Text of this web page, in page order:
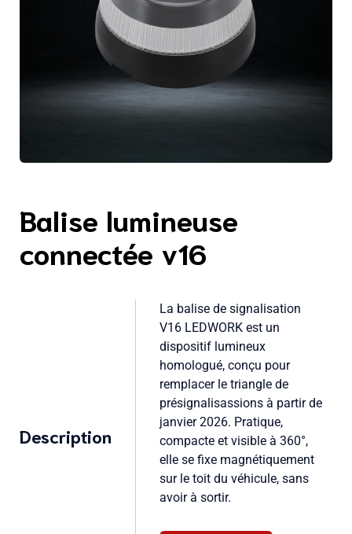
Balise lumineuse
connectée v16
Description
La balise de signalisation
V16 LEDWORK est un
dispositif lumineux
homologué, conçu pour
remplacer le triangle de
présignalisassions à partir de
janvier 2026. Pratique,
compacte et visible à 360°,
elle se fixe magnétiquement
sur le toit du véhicule, sans
avoir à sortir.